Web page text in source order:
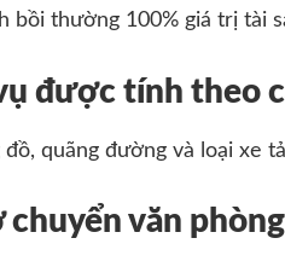
bồi thường 100% giá trị tài
được tính theo
quãng đường và loại xe
chuyển văn